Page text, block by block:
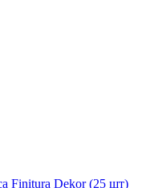
Finitura Dekor (25 шт)